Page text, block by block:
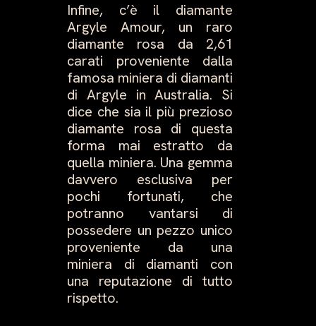
Infine, c’è il diamante
Argyle Amour, un raro
diamante rosa da 2,61
carati proveniente dalla
famosa miniera di diamanti
di Argyle in Australia. Si
dice che sia il più prezioso
diamante rosa di questa
forma mai estratto da
quella miniera. Una gemma
davvero esclusiva per
pochi fortunati, che
potranno vantarsi di
possedere un pezzo unico
proveniente da una
miniera di diamanti con
una reputazione di tutto
rispetto.